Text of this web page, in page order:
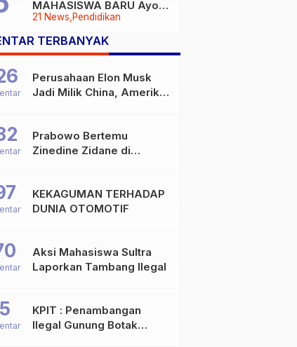
21 News Pendidikan
MAHASISWA BARU Ayoo
Buruan
TERBANYAK
Perusahaan Elon Musk
Jadi Milik China, Amerika
Prabowo Bertemu
Zinedine Zidane di
KEKAGUMAN TERHADAP
DUNIA OTOMOTIF
Aksi Mahasiswa Sultra
Laporkan Tambang Ilegal
KPIT : Penambangan
Ilegal Gunung Botak